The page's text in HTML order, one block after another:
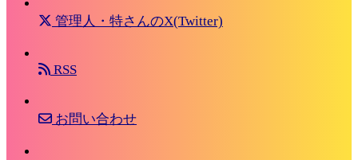
管理人・特さんのX(Twitter)
RSS
お問い合わせ